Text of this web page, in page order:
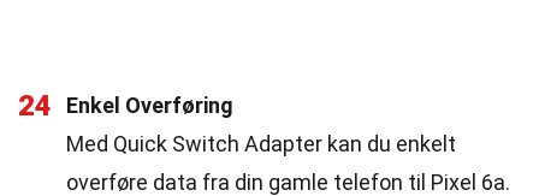
24
Enkel Overføring
Med Quick Switch Adapter kan du enkelt
overføre data fra din gamle telefon til Pixel 6a.